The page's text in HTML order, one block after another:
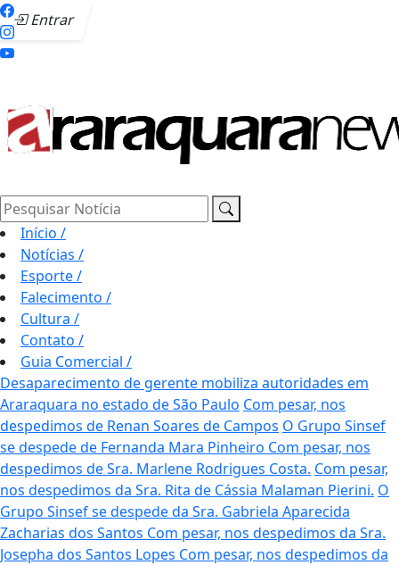
Entrar
Pesquisar Notícia
Início /
Notícias /
Esporte/
Falecimento /
Cultura /
Contato /
Guia Comercial /
Desaparecimento de gerente mobiliza autoridades em
Araraquara no estado de São Paulo Com pesar, nos
despedimos de Renan Soares de Campos O Grupo Sinsef
se despede de Fernanda Mara Pinheiro Com pesar, nos
despedimos de Sra. Marlene Rodrigues Costa. Com pesar,
nos despedimos da Sra. Rita de Cássia Malaman Pierini. O
Grupo Sinsef se despede da Sra. Gabriela Aparecida
Zacharias dos Santos Com pesar, nos despedimos da Sra.
Josepha dos Santos Lopes Com pesar, nos despedimos da